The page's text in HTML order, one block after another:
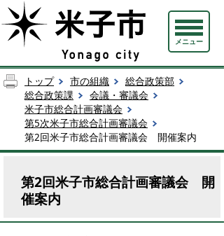
メニュー
トップ 市の組織
総合政策部
総合政策課
会議・審議会
米子市総合計画審議会
第5次米子市総合計画審議会
第2回米子市総合計画審議会 開催案内
第2回米子市総合計画審議会 開
催案内